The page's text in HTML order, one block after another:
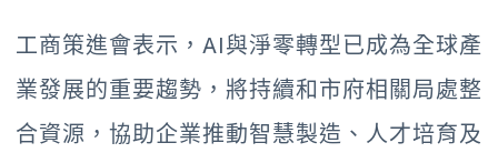
工商策進會表示，AI與淨零轉型已成為全球產
業發展的重要趨勢，將持續和市府相關局處整
合資源，協助企業推動智慧製造、人才培育及